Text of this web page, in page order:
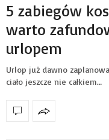
5 zabiegów
warto
urlopem
Urlop już dawno
ciało jeszcze nie całkiem…